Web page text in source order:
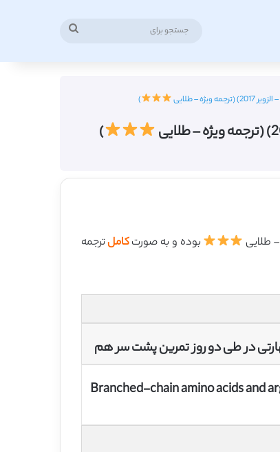
– طلایی )
)
بوده و به صورتکاملترجمه
در طی دو روز تمرین پشت سر هم
Branched-chain amino acids and